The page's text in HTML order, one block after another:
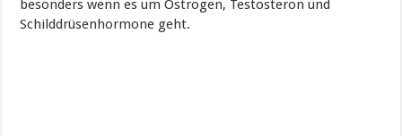
besonders wenn es um Östrogen, Testosteron und
Schilddrüsenhormone geht.